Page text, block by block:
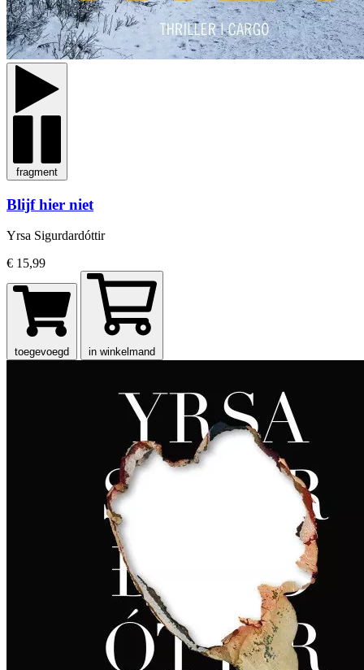
fragment
Blijf hier niet
Yrsa Sigurdardóttir
€ 15,99
toegevoegd in winkelmand